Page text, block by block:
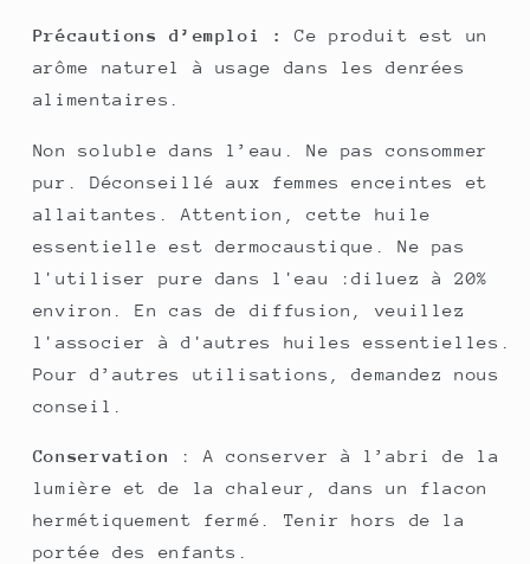
Précautions d’emploi :Ce produit est un
arôme naturel à usage dans les denrées
alimentaires.
Non soluble dans l’eau. Ne pas consommer
pur. Déconseillé aux femmes enceintes et
allaitantes. Attention, cette huile
essentielle est dermocaustique. Ne pas
l'utiliser pure dans l'eau :diluez à 20%
environ. En cas de diffusion, veuillez
l'associer à d'autres huiles essentielles.
Pour d’autres utilisations, demandez nous
conseil.
Conservation
: A conserver à l’abri de la
lumière et de la chaleur, dans un flacon
hermétiquement fermé. Tenir hors de la
portée des enfants.